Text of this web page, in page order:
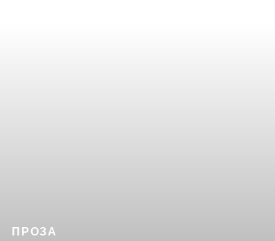
ПРОЗА